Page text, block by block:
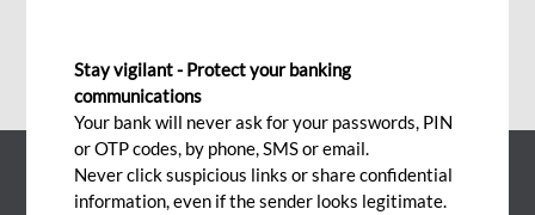
Job Offers
Stay vigilant - Protect your banking
communications
Your bank will never ask for your passwords, PIN
or OTP codes, by phone, SMS or email.
Never click suspicious links or share confidential
information, even if the sender looks legitimate.